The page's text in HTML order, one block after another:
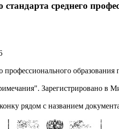
среднего
профессионального
Зарегистрировано в
рядом с названием